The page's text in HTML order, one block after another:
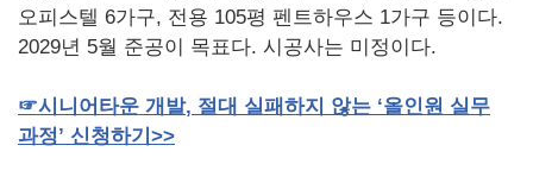
오피스텔 6가구, 전용 105평 펜트하우스 1가구 등이다.
2029년 5월 준공이 목표다. 시공사는 미정이다.
☞시니어타운 개발, 절대 실패하지 않는 ‘올인원 실무
과정’ 신청하기 >>